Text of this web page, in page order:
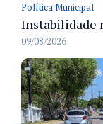
Política Municipal
09/08/2026